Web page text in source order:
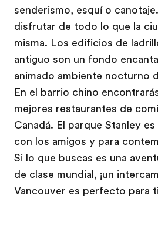
senderismo, esquí o
disfrutar de todo lo que la
misma. Los edificios de
antiguo son un fondo
animado ambiente nocturno
En el barrio chino
mejores restaurantes de
Canadá. El parque Stanley
con los amigos y para
Si lo que buscas es una
de clase mundial, ¡un
Vancouver es perfecto para